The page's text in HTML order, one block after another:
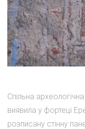
Спільна
виявила у фортеці
розписану стінну